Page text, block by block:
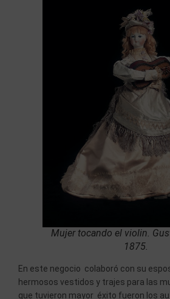
Mujer tocando el violin.
1875.
En este negocio colaboró con su
hermosos vestidos y trajes para las
que tuvieron mayor éxito fueron los